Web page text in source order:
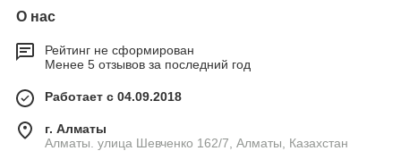
О нас
Рейтинг не сформирован
Менее 5 отзывов за последний год
Работает с 04.09.2018
г. Алматы
Алматы. улица Шевченко 162/7, Алматы, Казахстан